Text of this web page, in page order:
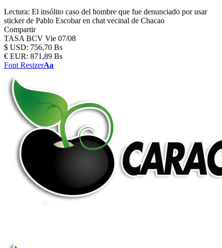
Lectura: El insólito caso del hombre que fue denunciado por usar
sticker de Pablo Escobar en chat vecinal de Chacao
Compartir
TASA BCV Vie 07/08
$ USD: 756,70 Bs
€ EUR: 871,89 Bs
Font ResizerAa